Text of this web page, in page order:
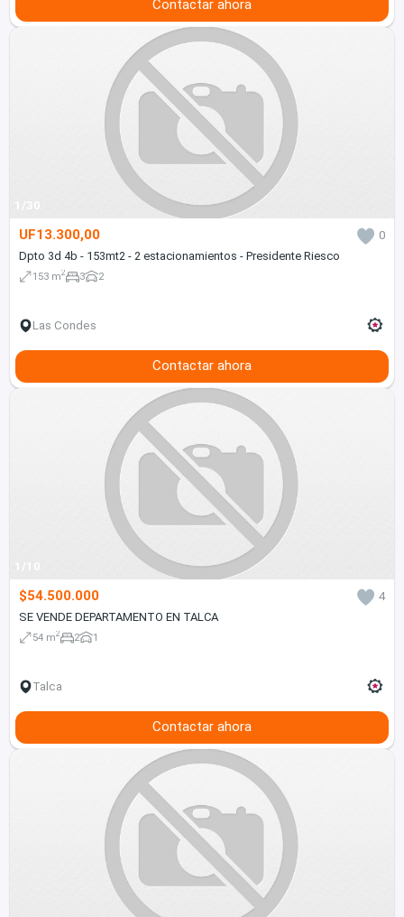
Contactar ahora
1/30
UF13.300,00
0
Dpto 3d 4b - 153mt2 - 2 estacionamientos - Presidente Riesco
153 m2 3 2
Las Condes
Contactar ahora
1/10
$54.500.000
4
SE VENDE DEPARTAMENTO EN TALCA
54 m2 2 1
Talca
Contactar ahora